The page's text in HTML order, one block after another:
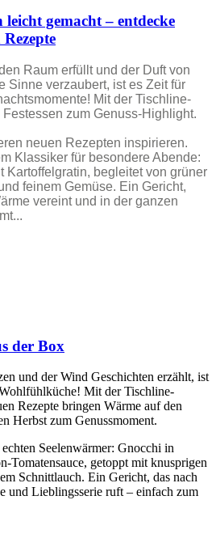
leicht gemacht – entdecke
Raum erfüllt und der Duft von
Sinne verzaubert, ist es Zeit für
Mit der Tischline-
zum Genuss-Highlight.
neuen Rezepten inspirieren.
Klassiker für besondere Abende:
Kartoffelgratin, begleitet von grüner
feinem Gemüse. Ein Gericht,
vereint und in der ganzen
der Box
und der Wind Geschichten erzählt, ist
Mit der Tischline-
Rezepte bringen Wärme auf den
Herbst zum Genussmoment.
Seelenwärmer: Gnocchi in
Tomatensauce, getoppt mit knusprigen
Schnittlauch. Ein Gericht, das nach
und Lieblingsserie ruft – einfach zum